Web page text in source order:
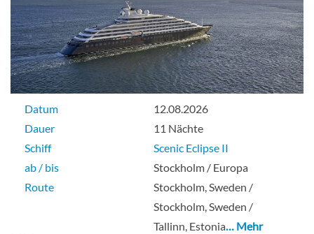
Datum
12.08.2026
Dauer
11 Nächte
Schiff
Scenic Eclipse II
ab / bis
Stockholm / Europa
Route
Stockholm, Sweden /
Stockholm, Sweden /
Tallinn, Estonia… Mehr